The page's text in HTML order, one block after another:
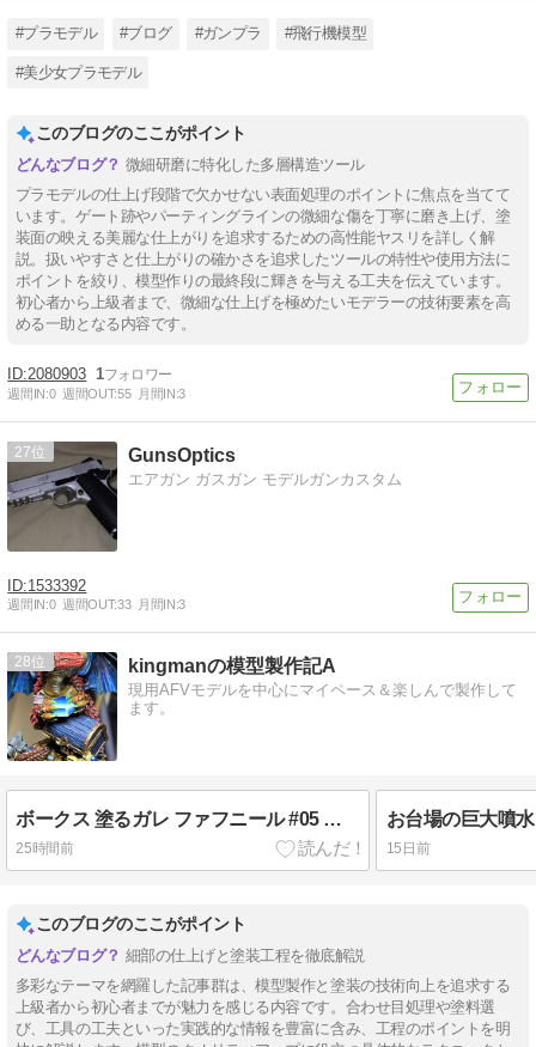
#プラモデル #ブログ #ガンプラ #飛行機模型
#美少女プラモデル
このブログのここがポイント
微細研磨に特化した多層構造ツール
プラモデルの仕上げ段階で欠かせない表面処理のポイントに焦点を当てて
います。ゲート跡やパーティングラインの微細な傷を丁寧に磨き上げ、塗
装面の映える美麗な仕上がりを追求するための高性能ヤスリを詳しく解
説。扱いやすさと仕上がりの確かさを追求したツールの特性や使用方法に
ポイントを絞り、模型作りの最終段に輝きを与える工夫を伝えています。
初心者から上級者まで、微細な仕上げを極めたいモデラーの技術要素を高
める一助となる内容です。
2080903 1
週間IN:0 週間OUT:55 月間IN:3
27 GunsOptics
エアガン ガスガン モデルガンカスタム
1533392
週間IN:0 週間OUT:33 月間IN:3
28 kingmanの模型製作記A
現用AFVモデルを中心にマイペース＆楽しんで製作して
ます。
ボークス 塗るガレ ファフニール #05 宝石、宝剣、瞳等の塗装と仕上げ
25時間前 15日前
このブログのここがポイント
細部の仕上げと塗装工程を徹底解説
多彩なテーマを網羅した記事群は、模型製作と塗装の技術向上を追求する
上級者から初心者までが魅力を感じる内容です。合わせ目処理や塗料選
び、工具の工夫といった実践的な情報を豊富に含み、工程のポイントを明